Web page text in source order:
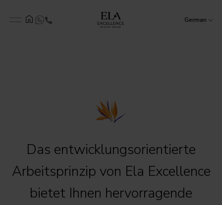
German
Das entwicklungsorientierte
Arbeitsprinzip von Ela Excellence
bietet Ihnen hervorragende